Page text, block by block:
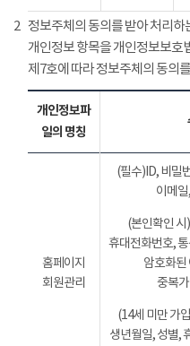
2 정보주체의 동의를 받아 처리하
개인정보 항목을 개인정보보호
제7호에 따라 정보주체의 동의
개인정보파
일의 명칭
홈페이지
회원관리
(필수)ID, 비밀
이메
(본인확인 시
휴대전화번호,
암호화된
중복
(14세 미만 가
생년월일, 성별,